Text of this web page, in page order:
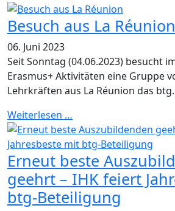
Besuch aus La Réunion
06. Juni 2023
Seit Sonntag (04.06.2023) besucht
Erasmus+ Aktivitäten eine Gruppe
Lehrkräften aus La Réunion das btg.
Weiterlesen …
Erneut beste
geehrt – IHK feiert
btg-Beteiligung